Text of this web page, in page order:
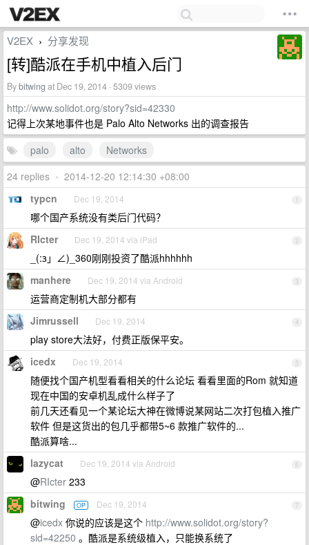
V2EX › 分享发现
[转]酷派在手机中植入后门
Bybitwing at Dec 19, 2014 · 5309 views
http://www.solidot.org/story?sid=42330
记得上次某地事件也是 Palo Alto Networks 出的调查报告
palo
alto
Networks
24 replies • 2014-12-20 12:14:30 +08:00
1
typcn Dec 19, 2014
哪个国产系统没有类后门代码？
2
RIcter Dec 19, 2014 via iPad
_(:з」∠)_360刚刚投资了酷派hhhhhh
3
manhere Dec 19, 2014 via Android
运营商定制机大部分都有
4
Jimrussell Dec 19, 2014
play store大法好，付费正版保平安。
5
icedx Dec 19, 2014
随便找个国产机型看看相关的什么论坛 看看里面的Rom 就知道
现在中国的安卓机乱成什么样子了
前几天还看见一个某论坛大神在微博说某网站二次打包植入推广
软件 但是这货出的包几乎都带5~6 款推广软件的...
酷派算啥...
6
lazycat Dec 19, 2014 via Android
@RIcter 233
7
bitwing OP Dec 19, 2014
@icedx 你说的应该是这个 http://www.solidot.org/story?
sid=42250 。酷派是系统级植入，只能换系统了